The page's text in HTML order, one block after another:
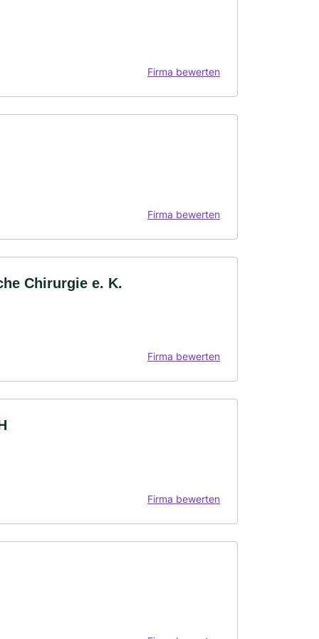
Firma bewerten
Firma bewerten
Chirurgie e. K.
Firma bewerten
Firma bewerten